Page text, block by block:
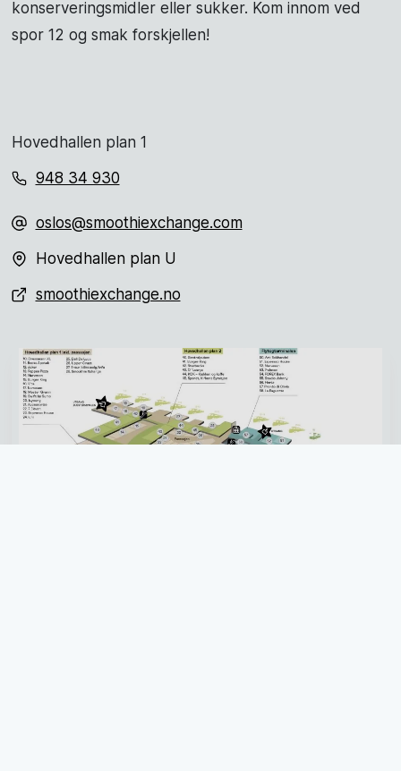
konserveringsmidler eller sukker. Kom innom ved
spor 12 og smak forskjellen!
Hovedhallen plan 1
948 34 930
oslos@smoothiexchange.com
Hovedhallen plan U
smoothiexchange.no